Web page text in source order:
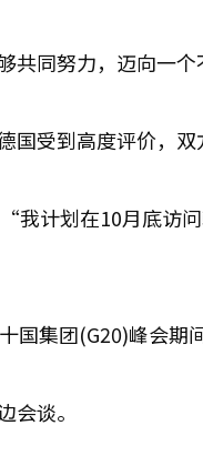
同努力，迈向一个
受到高度评价，双
计划在10月底访
集团(G20)峰会期
谈。